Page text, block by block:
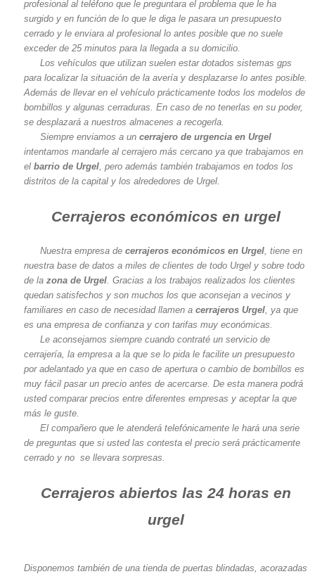
profesional al teléfono que le preguntara el problema que le ha
surgido y en función de lo que le diga le pasara un presupuesto
cerrado y le enviara al profesional lo antes posible que no suele
exceder de 25 minutos para la llegada a su domicilio.
Los vehículos que utilizan suelen estar dotados sistemas gps
para localizar la situación de la avería y desplazarse lo antes posible.
Además de llevar en el vehículo prácticamente todos los modelos de
bombillos y algunas cerraduras. En caso de no tenerlas en su poder,
se desplazará a nuestros almacenes a recogerla.
Siempre enviamos a uncerrajero de urgencia en Urgel
intentamos mandarle al cerrajero más cercano ya que trabajamos en
el barrio de Urgel , pero además también trabajamos en todos los
distritos de la capital y los alrededores de Urgel.
Cerrajeros económicos en urgel
Nuestra empresa decerrajeros económicos en Urgel , tiene en
nuestra base de datos a miles de clientes de todo Urgel y sobre todo
de la zona de Urgel . Gracias a los trabajos realizados los clientes
quedan satisfechos y son muchos los que aconsejan a vecinos y
familiares en caso de necesidad llamen a cerrajeros Urgel , ya que
es una empresa de confianza y con tarifas muy económicas.
Le aconsejamos siempre cuando contraté un servicio de
cerrajería, la empresa a la que se lo pida le facilite un presupuesto
por adelantado ya que en caso de apertura o cambio de bombillos es
muy fácil pasar un precio antes de acercarse. De esta manera podrá
usted comparar precios entre diferentes empresas y aceptar la que
más le guste.
El compañero que le atenderá telefónicamente le hará una serie
de preguntas que si usted las contesta el precio será prácticamente
cerrado y no se llevara sorpresas.
Cerrajeros abiertos las 24 horas en
urgel
Disponemos también de una tienda de puertas blindadas, acorazadas